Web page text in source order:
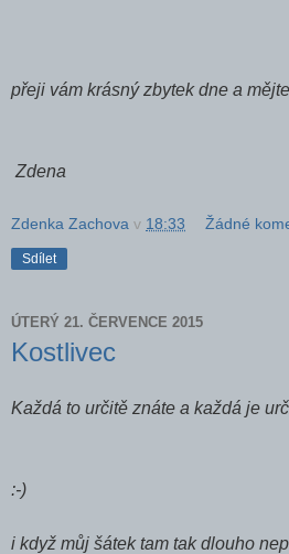
přeji vám krásný zbytek dne a
Zdena
Zdenka Zachova v 18:33 Žádné
Sdílet
ÚTERÝ 21. ČERVENCE 2015
Kostlivec
Každá to určitě znáte a každá je
nedodělky
:-)
i když můj šátek tam tak dlouho